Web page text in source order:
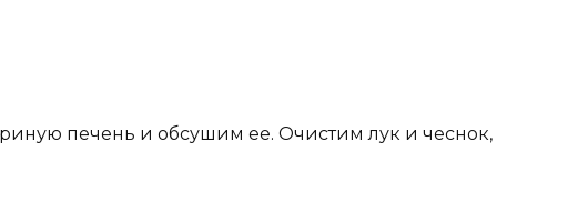
печень и обсушим ее. Очистим лук и чеснок,